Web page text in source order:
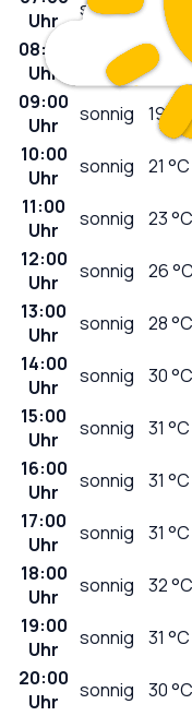
Uhr
sonnig 12
08:00
Uhr
sonnig 14 °C
09:00
Uhr
sonnig 19°C
10:00
Uhr
sonnig 21 °C
11:00
Uhr
sonnig 23°C
12:00
Uhr
sonnig 26°C
13:00
Uhr
sonnig 28°C
14:00
Uhr
sonnig 30°C
15:00
Uhr
sonnig 31 °C
16:00
Uhr
sonnig 31 °C
17:00
Uhr
sonnig 31 °C
18:00
Uhr
sonnig 32°C
19:00
Uhr
sonnig 31 °C
20:00
Uhr
sonnig 30°C